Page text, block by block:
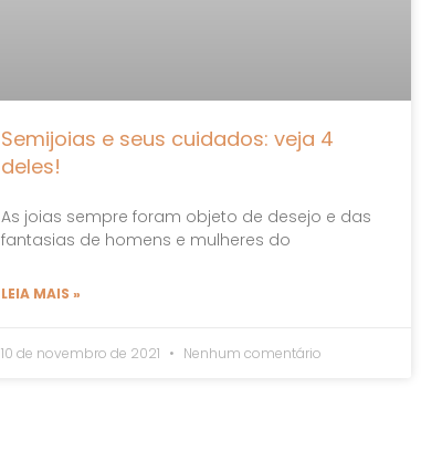
Semijoias e seus cuidados: veja 4
deles!
As joias sempre foram objeto de desejo e das
fantasias de homens e mulheres do
LEIA MAIS »
10 de novembro de 2021 Nenhum comentário